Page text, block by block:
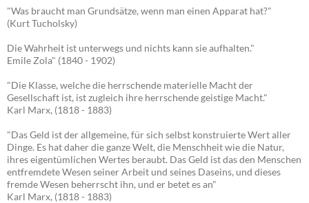
"Was braucht man Grundsätze, wenn man einen Apparat hat?"
(Kurt Tucholsky)
Die Wahrheit ist unterwegs und nichts kann sie aufhalten."
Emile Zola" (1840 - 1902)
"Die Klasse, welche die herrschende materielle Macht der
Gesellschaft ist, ist zugleich ihre herrschende geistige Macht."
Karl Marx, (1818 - 1883)
"Das Geld ist der allgemeine, für sich selbst konstruierte Wert aller
Dinge. Es hat daher die ganze Welt, die Menschheit wie die Natur,
ihres eigentümlichen Wertes beraubt. Das Geld ist das den Menschen
entfremdete Wesen seiner Arbeit und seines Daseins, und dieses
fremde Wesen beherrscht ihn, und er betet es an"
Karl Marx, (1818 - 1883)